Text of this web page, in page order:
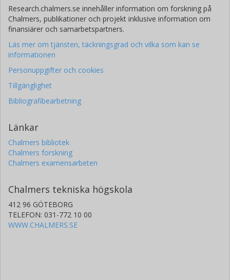
Research.chalmers.se innehåller information om forskning på
Chalmers, publikationer och projekt inklusive information om
finansiärer och samarbetspartners.
Läs mer om tjänsten, täckningsgrad och vilka som kan se
informationen
Personuppgifter och cookies
Tillgänglighet
Bibliografibearbetning
Länkar
Chalmers bibliotek
Chalmers forskning
Chalmers examensarbeten
Chalmers tekniska högskola
412 96 GÖTEBORG
TELEFON: 031-772 10 00
WWW.CHALMERS.SE